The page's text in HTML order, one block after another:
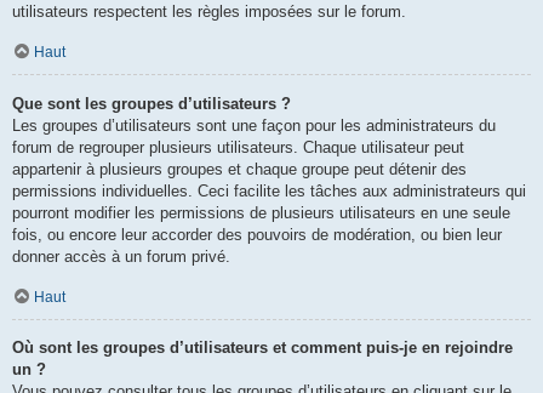
utilisateurs respectent les règles imposées sur le forum.
Haut
Que sont les groupes d’utilisateurs ?
Les groupes d’utilisateurs sont une façon pour les administrateurs du
forum de regrouper plusieurs utilisateurs. Chaque utilisateur peut
appartenir à plusieurs groupes et chaque groupe peut détenir des
permissions individuelles. Ceci facilite les tâches aux administrateurs qui
pourront modifier les permissions de plusieurs utilisateurs en une seule
fois, ou encore leur accorder des pouvoirs de modération, ou bien leur
donner accès à un forum privé.
Haut
Où sont les groupes d’utilisateurs et comment puis-je en rejoindre
un ?